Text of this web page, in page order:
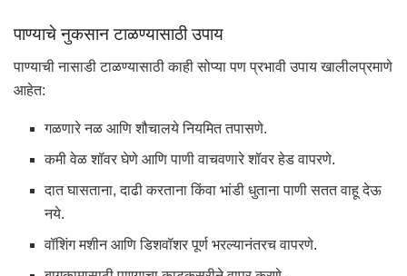
पाण्याचे नुकसान टाळण्यासाठी उपाय
पाण्याची नासाडी टाळण्यासाठी काही सोप्या पण प्रभावी उपाय खालीलप्रमाणे
आहेत:
गळणारे नळ आणि शौचालये नियमित तपासणे.
कमी वेळ शॉवर घेणे आणि पाणी वाचवणारे शॉवर हेड वापरणे.
दात घासताना, दाढी करताना किंवा भांडी धुताना पाणी सतत वाहू देऊ
नये.
वॉशिंग मशीन आणि डिशवॉशर पूर्ण भरल्यानंतरच वापरणे.